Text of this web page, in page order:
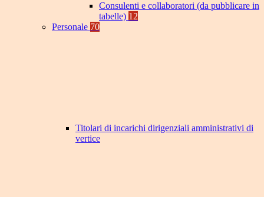
Consulenti e collaboratori (da pubblicare in
tabelle) 12
Personale 70
Titolari di incarichi dirigenziali amministrativi di
vertice